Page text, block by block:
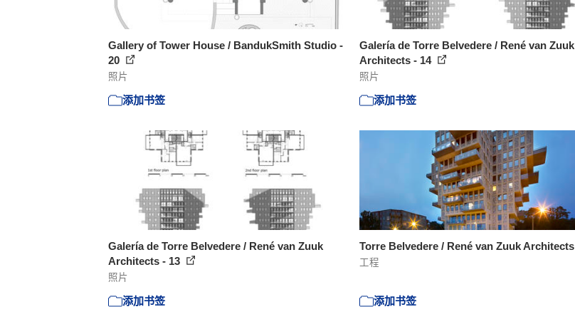
Gallery of Tower House / BandukSmith Studio -
20
照片
添加书签
Galería de Torre Belvedere / René van Zuuk
Architects - 14
照片
添加书签
Galería de Torre Belvedere / René van Zuuk
Architects - 13
照片
添加书签
Torre Belvedere / René van Zuuk Architects
工程
添加书签